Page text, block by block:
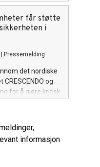
får støtte
i
Pressemelding
det nordiske
og
for å gjøre kritisk
Nasjonal
(NSM).
informasjon